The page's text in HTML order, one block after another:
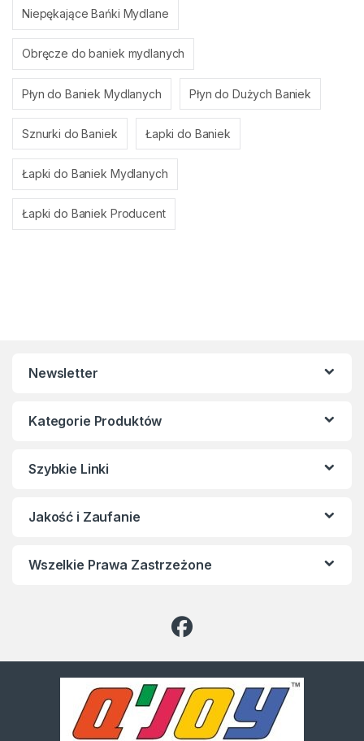
Niepękające Bańki Mydlane
Obręcze do baniek mydlanych
Płyn do Baniek Mydlanych Płyn do Dużych Baniek
Sznurki do Baniek Łapki do Baniek
Łapki do Baniek Mydlanych
Łapki do Baniek Producent
Newsletter
Kategorie Produktów
Szybkie Linki
Jakość i Zaufanie
Wszelkie Prawa Zastrzeżone